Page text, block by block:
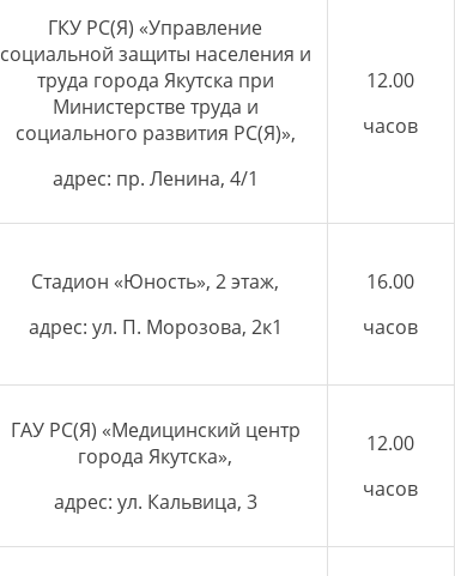
ГКУ РС(Я) «Управление
социальной защиты населения и
труда города Якутска при
Министерстве труда и
социального развития РС(Я)»,
адрес: пр. Ленина, 4/1
12.00
часов
Стадион «Юность», 2 этаж,
адрес: ул. П. Морозова, 2к1
16.00
часов
ГАУ РС(Я) «Медицинский центр
города Якутска»,
адрес: ул. Кальвица, 3
12.00
часов